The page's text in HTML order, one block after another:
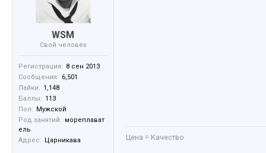
WSM
Свой человек
Регистрация: 8 сен 2013
Сообщения: 6,501
Лайки: 1,148
Баллы: 113
Пол: Мужской
Род занятий: мореплават
ель
Адрес: Царникава Цена = Качество